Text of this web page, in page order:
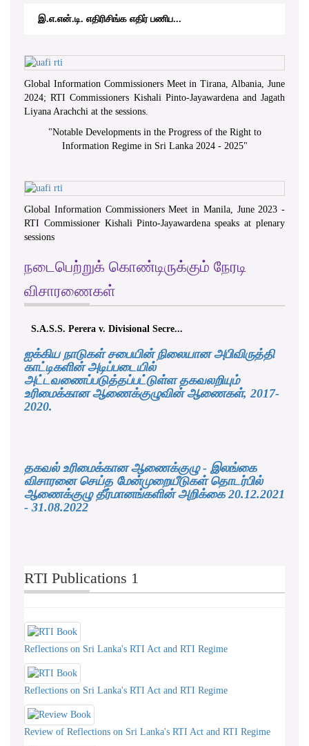
இ.எ.என்.டி. எதிரிசிங்க எதிர் பணிப...
Global Information Commissioners Meet in Tirana, Albania, June
2024; RTI Commissioners Kishali Pinto-Jayawardena and Jagath
Liyana Arachchi at the sessions.
"Notable Developments in the Progress of the Right to
Information Regime in Sri Lanka 2024 - 2025"
Global Information Commissioners Meet in Manila, June 2023 -
RTI Commissioner Kishali Pinto-Jayawardena speaks at plenary
sessions
நடைபெற்றுக் கொண்டிருக்கும் நேரடி
விசாரணைகள்
S.A.S.S. Perera v. Divisional Secre...
ஐக்கிய நாடுகள் சபையின் நிலையான அபிவிருத்தி
காட்டிகளின் அடிப்படையில்
அட்டவணைப்படுத்தப்பட்டுள்ள தகவலறியும்
உரிமைக்கான ஆணைக்குழுவின் ஆணைகள், 2017-
2020.
தகவல் உரிமைக்கான ஆணைக்குழு - இலங்கை
விசாரனை செய்த மேன்முறையீடுகள் தொடர்பில்
ஆணைக்குழு தீர்மானங்களின் அறிக்கை 20.12.2021
- 31.08.2022
RTI Publications 1
Reflections on Sri Lanka's RTI Act and RTI Regime
Reflections on Sri Lanka's RTI Act and RTI Regime
Review of Reflections on Sri Lanka's RTI Act and RTI Regime